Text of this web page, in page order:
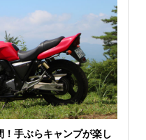
！手ぶらキャンプが楽し